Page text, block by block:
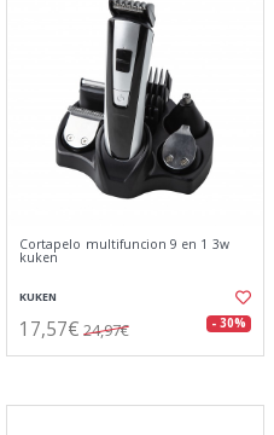
Cortapelo multifuncion 9 en 1 3w
kuken
KUKEN
17,57€ 24,97€ - 30%